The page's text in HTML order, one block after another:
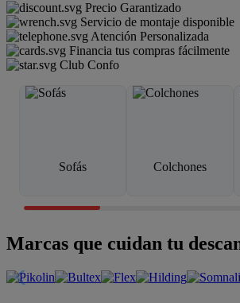
Precio Garantizado
Servicio de montaje disponible
Atención Personalizada
Financia tus compras fácilmente
Club Confo
Sofás Colchones
Marcas que cuidan tu